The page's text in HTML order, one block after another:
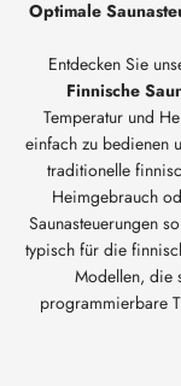
Optimale
Entdecken Sie
Finnische
Temperatur und
einfach zu bedienen
traditionelle
Heimgebrauch
Saunasteuerungen
typisch für die
Modellen, die
programmierbare